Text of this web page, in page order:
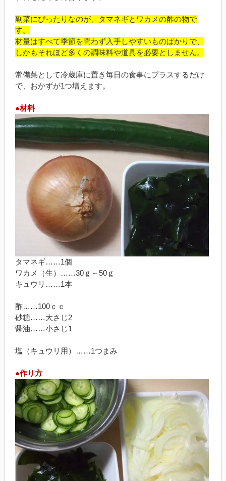
副菜にぴったりなのが、タマネギとワカメの酢の物で
す。
材量はすべて季節を問わず入手しやすいものばかりで、
しかもそれほど多くの調味料や道具を必要としません。
常備菜として冷蔵庫に置き毎日の食事にプラスするだけ
で、おかずが1つ増えます。
●材料
タマネギ……1個
ワカメ（生）……30ｇ～50ｇ
キュウリ……1本
酢……100ｃｃ
砂糖……大さじ2
醤油……小さじ1
塩（キュウリ用）……1つまみ
●作り方